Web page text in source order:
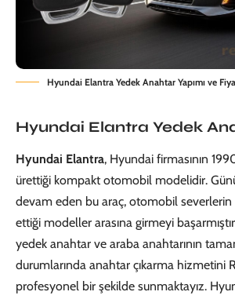
Hyundai Elantra Yedek Anahtar Yapımı ve
Hyundai Elantra Yedek
Hyundai Elantra, Hyundai firmasının
ürettiği kompakt otomobil modelidir.
devam eden bu araç, otomobil severlerin
ettiği modeller arasına girmeyi
yedek anahtar ve araba anahtarının
durumlarında anahtar çıkarma hizmetini
profesyonel bir şekilde sunmaktayız.